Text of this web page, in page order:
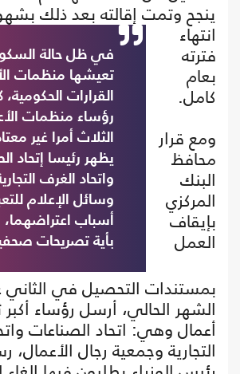
ينجح وتمت إقالته
في ظل حالة
تعيشها منظمات
القرارات
رؤساء منظمات
الثلاث أمرا غير
يظهر رئيسا إتحاد
واتحاد الغرف
وسائل الإعلام
أسباب اعتراضهما،
بأية تصريحات
بعد ذلك
انتهاء
فترته
بعام
كامل.
ومع قرار
محافظ
البنك
المركزي
بإيقاف
العمل
بمستندات التحصيل في
الشهر الحالي، أرسل رؤساء
أعمال وهي: اتحاد الصناعات
التجارية وجمعية رجال الأعمال،